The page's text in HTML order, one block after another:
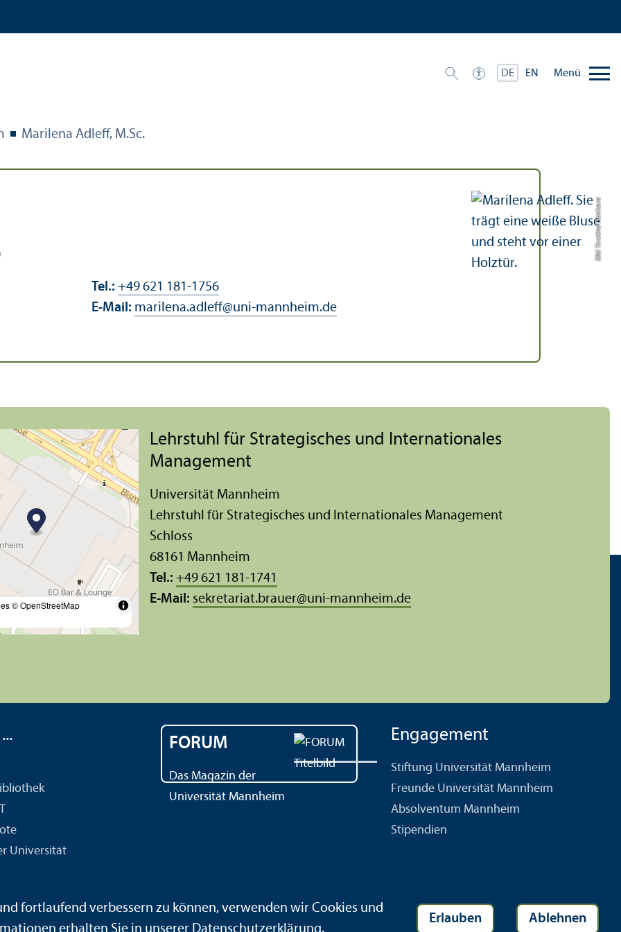
DE EN Menü
Marilena Adleff, M.Sc.
Bild: Tsvetina Tsonkova
Tel.: +49 621 181-1756
E-Mail: marilena.adleff@uni-mannheim.de
© OpenStreetMap
Lehr­stuhl für Strategisches und Internationales
Management
Universität Mannheim
Lehr­stuhl für Strategisches und Internationales Management
Schloss
68161 Mannheim
Tel.: +49 621 181-1741
E-Mail: sekretariat.brauer@uni-mannheim.de
Universität
FORUM
Das Magazin der
Universität Mannheim
Engagement
Stiftung Universität Mannheim
Freunde Universität Mannheim
Absolventum Mannheim
Stipendien
fortlaufend verbessern zu können, verwenden wir Cookies und
erhalten Sie in unserer Datenschutz­erklärung.
Erlauben Ablehnen